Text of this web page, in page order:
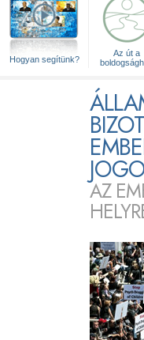
Hogyan segítünk?
Az út a
AZ